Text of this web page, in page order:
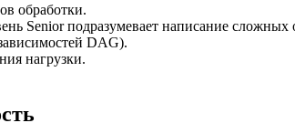
обработки.
Senior подразумевает написание
DAG).
нагрузки.